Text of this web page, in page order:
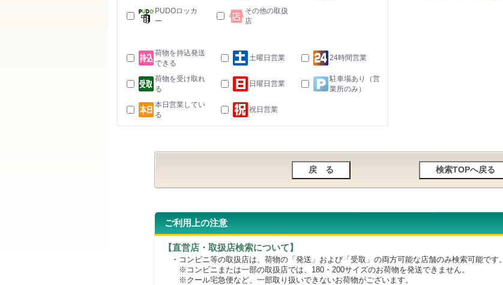
PUDOロッカ
ー
その他の取扱
店
荷物を持込発送
できる
土曜日営業 24時間営業
荷物を受け取れ
る
日曜日営業
駐車場あり（営
業所のみ）
本日営業してい
る
祝日営業
ご利用上の注意
【直営店・取扱店検索について】
・コンビニ等の取扱店は、荷物の「発送」および「受取」の両方可能な店舗のみ検索可能です。
※コンビニまたは一部の取扱店では、180・200サイズのお荷物を発送できません。
※クール宅急便など、一部取り扱いできないお荷物がございます。